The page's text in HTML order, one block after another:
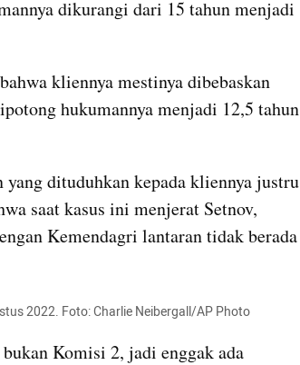
dikurangi dari 15 tahun menjadi
kliennya mestinya dibebaskan
hukumannya menjadi 12,5 tahun
dituduhkan kepada kliennya justru
saat kasus ini menjerat Setnov,
Kemendagri lantaran tidak berada
2022. Foto: Charlie Neibergall/AP Photo
Komisi 2, jadi enggak ada